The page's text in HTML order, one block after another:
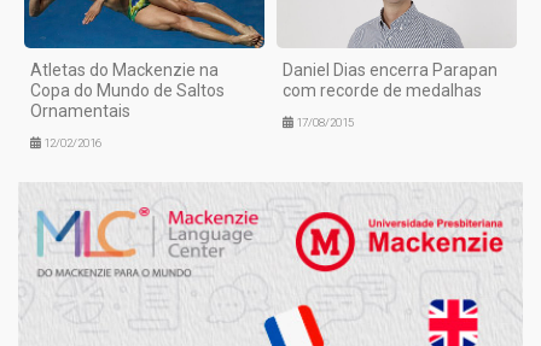
Atletas do Mackenzie na
Copa do Mundo de Saltos
Ornamentais
12/02/2016
Daniel Dias encerra Parapan
com recorde de medalhas
17/08/2015